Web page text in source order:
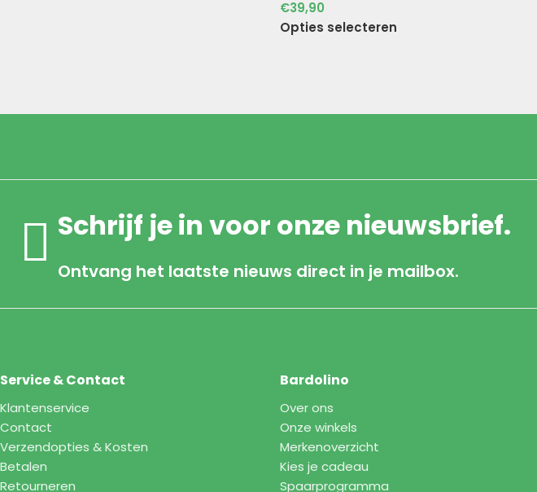
€39,90
Opties selecteren
Schrijf je in voor onze nieuwsbrief.
Ontvang het laatste nieuws direct in je mailbox.
Service & Contact
Klantenservice
Contact
Verzendopties & Kosten
Betalen
Retourneren
Bardolino
Over ons
Onze winkels
Merkenoverzicht
Kies je cadeau
Spaarprogramma